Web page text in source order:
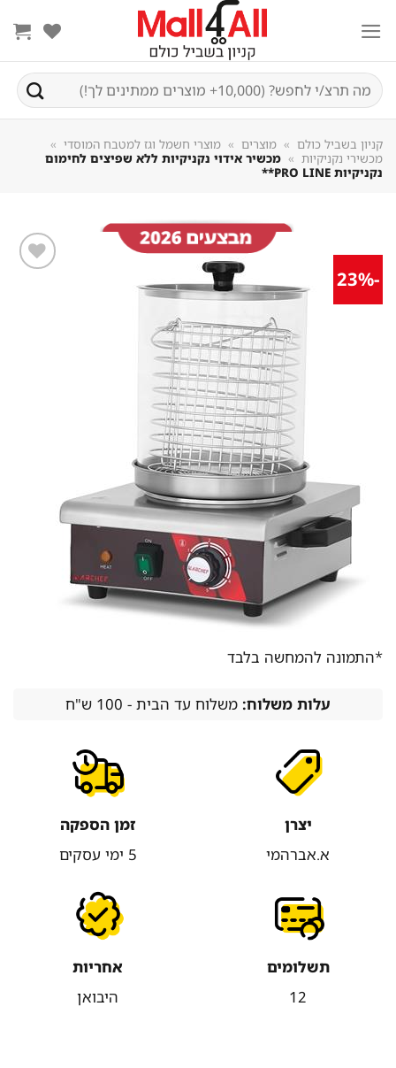
חיפוש
עבור:
קניון בשביל כולם מוצרים מוצרי חשמל וגז למטבח המוסדי
מכשירי נקניקיות
מכשיר אידוי נקניקיות ללא שפיצים לחימום
נקניקיות PRO LINE**
*התמונה להמחשה בלבד
עלות משלוח:משלוח עד הבית - 100 ש"ח
יצרן
א.אברהמי
זמן הספקה
5 ימי עסקים
תשלומים
12
אחריות
היבואן